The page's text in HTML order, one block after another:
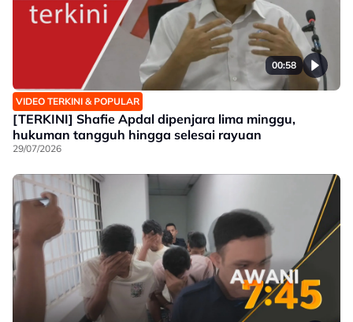
00:58
VIDEO TERKINI & POPULAR
[TERKINI] Shafie Apdal dipenjara lima minggu,
hukuman tangguh hingga selesai rayuan
29/07/2026